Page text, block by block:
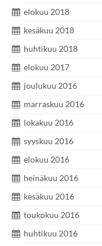
elokuu 2018
kesäkuu 2018
huhtikuu 2018
elokuu 2017
joulukuu 2016
marraskuu 2016
lokakuu 2016
syyskuu 2016
elokuu 2016
heinäkuu 2016
kesäkuu 2016
toukokuu 2016
huhtikuu 2016